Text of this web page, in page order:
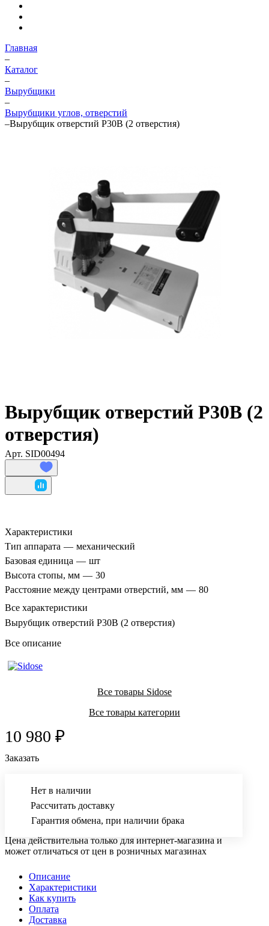
Главная
–
Каталог
–
Вырубщики
–
Вырубщики углов, отверстий
–Вырубщик отверстий P30B (2 отверстия)
Вырубщик отверстий P30B (2
отверстия)
Арт. SID00494
Характеристики
Тип аппарата — механический
Базовая единица — шт
Высота стопы, мм — 30
Расстояние между центрами отверстий, мм — 80
Все характеристики
Вырубщик отверстий P30B (2 отверстия)
Все описание
Все товары Sidose
Все товары категории
10 980 ₽
Заказать
Нет в наличии
Рассчитать доставку
Гарантия обмена, при наличии брака
Цена действительна только для интернет-магазина и
может отличаться от цен в розничных магазинах
Описание
Характеристики
Как купить
Оплата
Доставка